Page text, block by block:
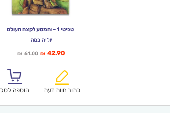
טפיטי 1 – והמסע לקצה העולם
יוליה במה
₪ 61.00המחיר
₪61.00.
₪ 42.90
הוא:
כתוב חוות דעת
הוספה לסל